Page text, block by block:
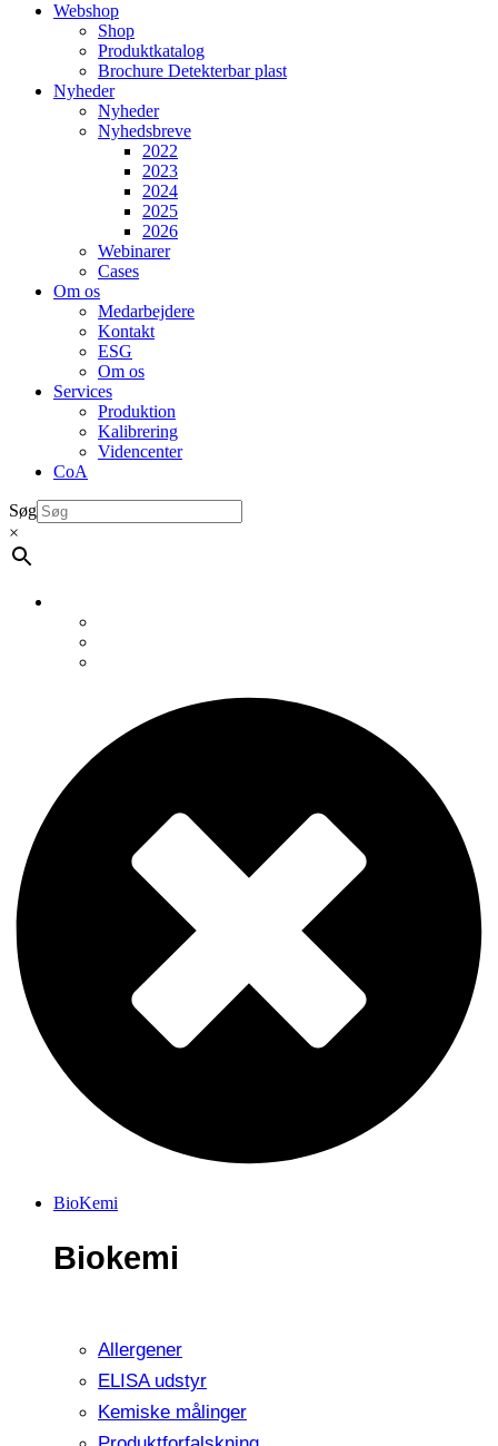
Webshop
Shop
Produktkatalog
Brochure Detekterbar plast
Nyheder
Nyheder
Nyhedsbreve
2022
2023
2024
2025
2026
Webinarer
Cases
Om os
Medarbejdere
Kontakt
ESG
Om os
Services
Produktion
Kalibrering
Videncenter
CoA
Søg
×
BioKemi
Biokemi
Allergener
ELISA udstyr
Kemiske målinger